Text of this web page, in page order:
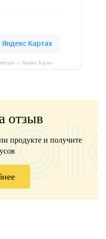
— Яндекс Карты
отзыв
продукте и получите